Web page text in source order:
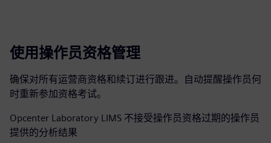
使用操作员资格管理
确保对所有运营商资格和续订进行跟进。自动提醒操作员何
时重新参加资格考试。
Opcenter Laboratory LIMS 不接受操作员资格过期的操作员
提供的分析结果